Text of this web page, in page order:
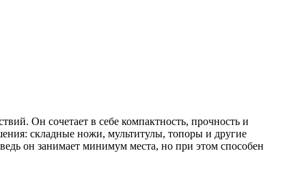
Он сочетает в себе компактность, прочность и
складные ножи, мультитулы, топоры и другие
он занимает минимум места, но при этом способен